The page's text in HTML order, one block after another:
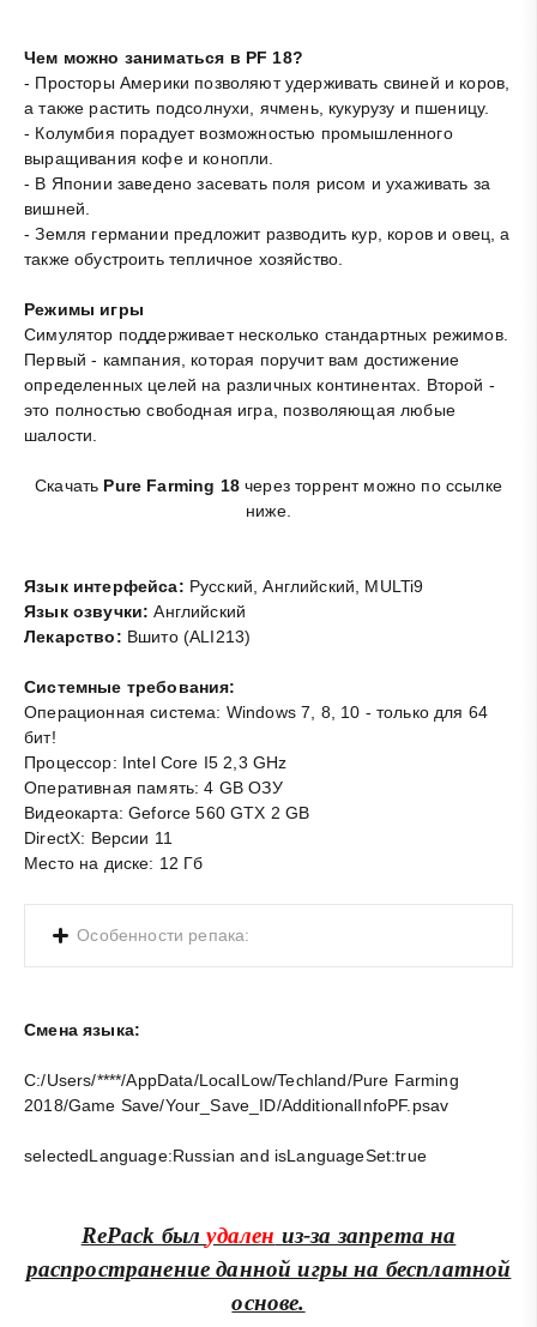
Чем можно заниматься в PF 18?
- Просторы Америки позволяют удерживать свиней и коров,
а также растить подсолнухи, ячмень, кукурузу и пшеницу.
- Колумбия порадует возможностью промышленного
выращивания кофе и конопли.
- В Японии заведено засевать поля рисом и ухаживать за
вишней.
- Земля германии предложит разводить кур, коров и овец, а
также обустроить тепличное хозяйство.
Режимы игры
Симулятор поддерживает несколько стандартных режимов.
Первый - кампания, которая поручит вам достижение
определенных целей на различных континентах. Второй -
это полностью свободная игра, позволяющая любые
шалости.
Скачать Pure Farming 18через торрент можно по ссылке
ниже.
Язык интерфейса: Русский, Английский, MULTi9
Язык озвучки: Английский
Лекарство: Вшито (ALI213)
Системные требования:
Операционная система: Windows 7, 8, 10 - только для 64
бит!
Процессор: Intel Core I5 2,3 GHz
Оперативная память: 4 GB ОЗУ
Видеокарта: Geforce 560 GTX 2 GB
DirectX: Версии 11
Место на диске: 12 Гб
Особенности репака:
Смена языка:
C:/Users/****/AppData/LocalLow/Techland/Pure Farming
2018/Game Save/Your_Save_ID/AdditionalInfoPF.psav
selectedLanguage:Russian and isLanguageSet:true
RePack былудален из-за запрета на
распространение данной игры на бесплатной
основе.